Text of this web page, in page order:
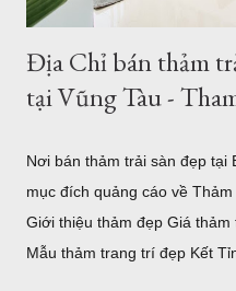
Địa Chỉ bán thảm
tại Vũng Tàu -
Nơi bán thảm trải sàn đẹp tại
mục đích quảng cáo về
Giới thiệu thảm đẹp Giá
Mẫu thảm trang trí đẹp Kết